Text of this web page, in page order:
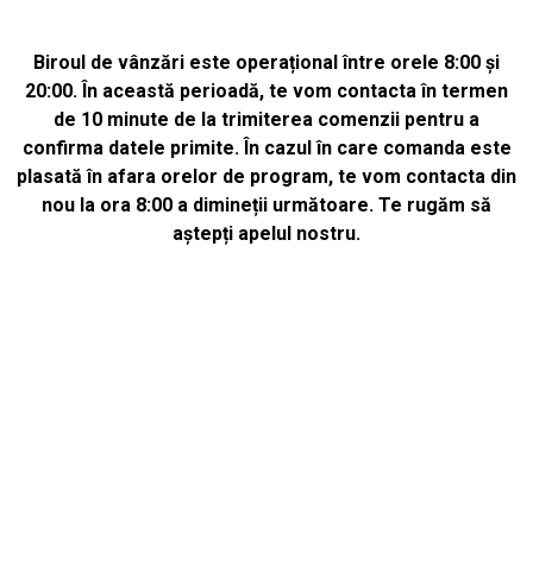
Biroul de vânzări este operațional între orele 8:00 și
20:00. În această perioadă, te vom contacta în termen
de 10 minute de la trimiterea comenzii pentru a
confirma datele primite. În cazul în care comanda este
plasată în afara orelor de program, te vom contacta din
nou la ora 8:00 a dimineții următoare. Te rugăm să
aștepți apelul nostru.